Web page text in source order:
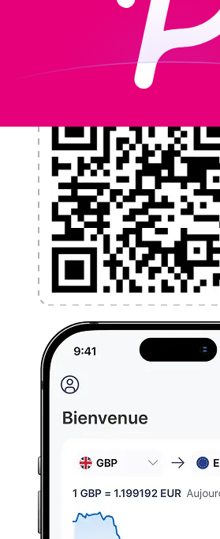
l'argent à l'étranger sans frais
l'application dès aujourd'hui !